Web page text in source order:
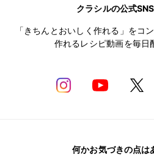
クラシルの公式
「きちんとおいしく作れる」をコ
作れるレシピ動画を毎日
何かお気づきの点は